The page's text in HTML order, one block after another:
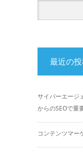
最近の
サイバーエー
からのSEOで重
コンテンツマー